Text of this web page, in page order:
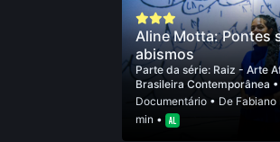
Aline Motta: Pontes
abismos
Parte da série: Raiz - Arte
Brasileira Contemporânea
Documentário• De Fabiano
min •